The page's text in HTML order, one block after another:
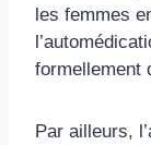
les femmes
formellement
Par ailleurs,